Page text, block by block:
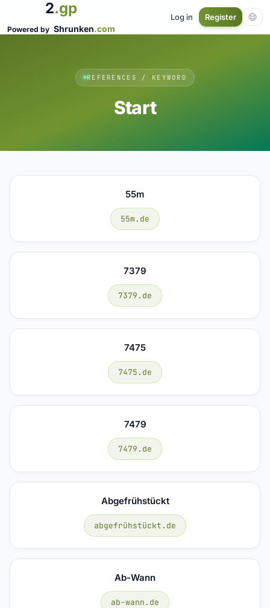
2.gp
Powered by Shrunken.com
Log in Register
REFERENCES / KEYWORD
Start
55m
55m.de
7379
7379.de
7475
7475.de
7479
7479.de
Abgefrühstückt
abgefrühstückt.de
Ab-Wann
ab-wann.de